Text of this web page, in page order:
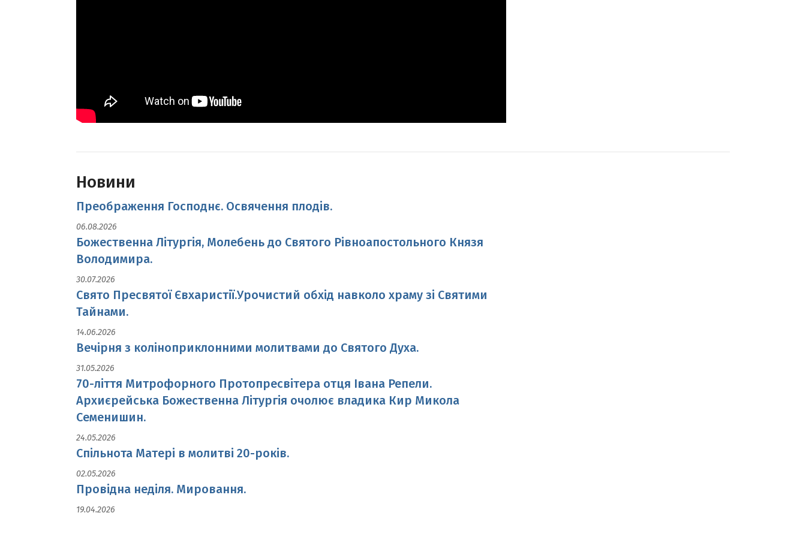
Новини
Преображення Господнє. Освячення плодів.
06.08.2026
Божественна Літургія, Молебень до Святого Рівноапостольного Князя
Володимира.
30.07.2026
Свято Пресвятої Євхаристії.Урочистий обхід навколо храму зі Святими
Тайнами.
14.06.2026
Вечірня з коліноприклонними молитвами до Святого Духа.
31.05.2026
70-ліття Митрофорного Протопресвітера отця Івана Репели.
Архиєрейська Божественна Літургія очолює владика Кир Микола
Семенишин.
24.05.2026
Спільнота Матері в молитві 20-років.
02.05.2026
Провідна неділя. Мировання.
19.04.2026